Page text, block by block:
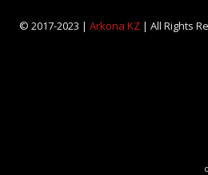
© 2017-2023 | Arkona KZ| All Rights